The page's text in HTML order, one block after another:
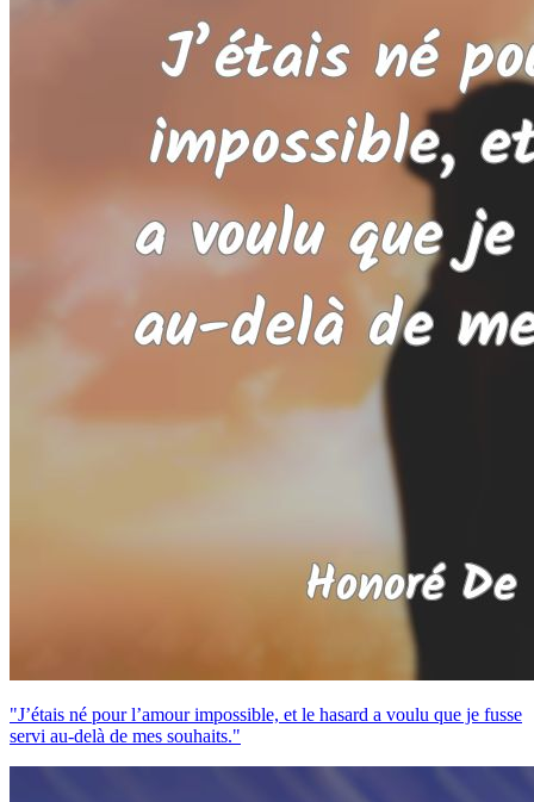
"J’étais né pour l’amour impossible, et le hasard a voulu que je fusse
servi au-delà de mes souhaits."